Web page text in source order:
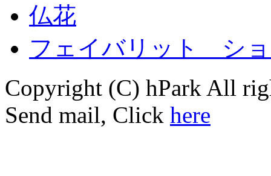
仏花
フェイバリット ショ
Copyright (C) hPark All
Send mail, Click here